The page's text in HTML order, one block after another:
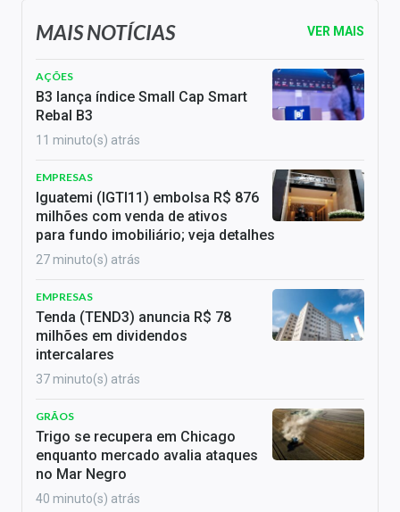
MAIS NOTÍCIAS VER MAIS
AÇÕES
B3 lança índice Small Cap Smart
Rebal B3
11 minuto(s) atrás
EMPRESAS
Iguatemi (IGTI11) embolsa R$ 876
milhões com venda de ativos
para fundo imobiliário; veja detalhes
27 minuto(s) atrás
EMPRESAS
Tenda (TEND3) anuncia R$ 78
milhões em dividendos
intercalares
37 minuto(s) atrás
GRÃOS
Trigo se recupera em Chicago
enquanto mercado avalia ataques
no Mar Negro
40 minuto(s) atrás